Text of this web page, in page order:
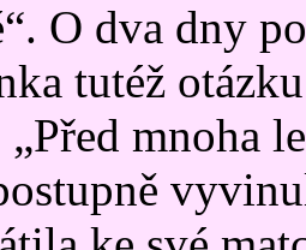
O dva dny
tutéž
mnoha